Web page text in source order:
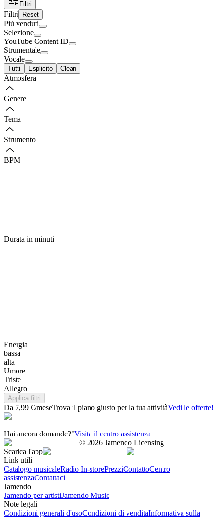
Filtri
Filtri Reset
Più venduti
Selezione
YouTube Content ID
Strumentale
Vocale
Tutti Esplicito Clean
Atmosfera
Genere
Tema
Strumento
BPM
Durata in minuti
Energia
bassa
alta
Umore
Triste
Allegro
Applica filtri
Da 7,99 €/meseTrova il piano giusto per la tua attivitàVedi le offerte!
Hai ancora domande?"Visita il centro assistenza
© 2026 Jamendo Licensing
Scarica l'app
Link utili
Catalogo musicaleRadio In-storePrezziContattoCentro
assistenzaContattaci
Jamendo
Jamendo per artistiJamendo Music
Note legali
Condizioni generali d'usoCondizioni di venditaInformativa sulla